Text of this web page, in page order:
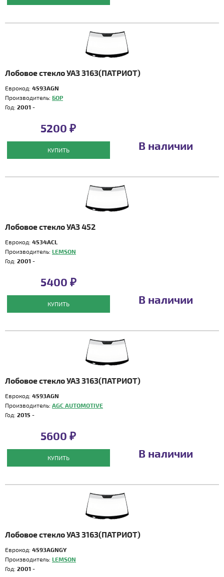
Лобовое стекло УАЗ 3163(ПАТРИОТ)
Еврокод: 4593AGN
Производитель: БОР
Год: 2001 -
5200 ₽
КУПИТЬ В наличии
Лобовое стекло УАЗ 452
Еврокод: 4534ACL
Производитель: LEMSON
Год: 2001 -
5400 ₽
КУПИТЬ В наличии
Лобовое стекло УАЗ 3163(ПАТРИОТ)
Еврокод: 4593AGN
Производитель: AGC AUTOMOTIVE
Год: 2015 -
5600 ₽
КУПИТЬ В наличии
Лобовое стекло УАЗ 3163(ПАТРИОТ)
Еврокод: 4593AGNGY
Производитель: LEMSON
Год: 2001 -